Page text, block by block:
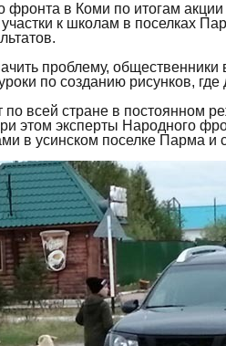
в Коми по итогам
к школам в поселках
проблему,
по созданию рисунков,
всей стране в постоянном
этом эксперты Народного
в усинском поселке Парма